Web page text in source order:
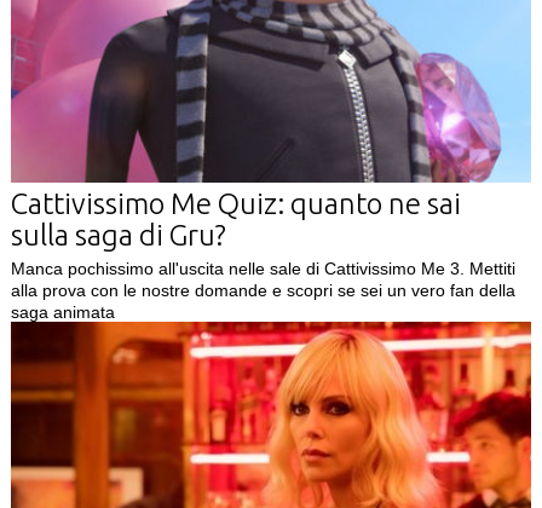
Cattivissimo Me Quiz: quanto ne sai
sulla saga di Gru?
Manca pochissimo all'uscita nelle sale di Cattivissimo Me 3. Mettiti
alla prova con le nostre domande e scopri se sei un vero fan della
saga animata